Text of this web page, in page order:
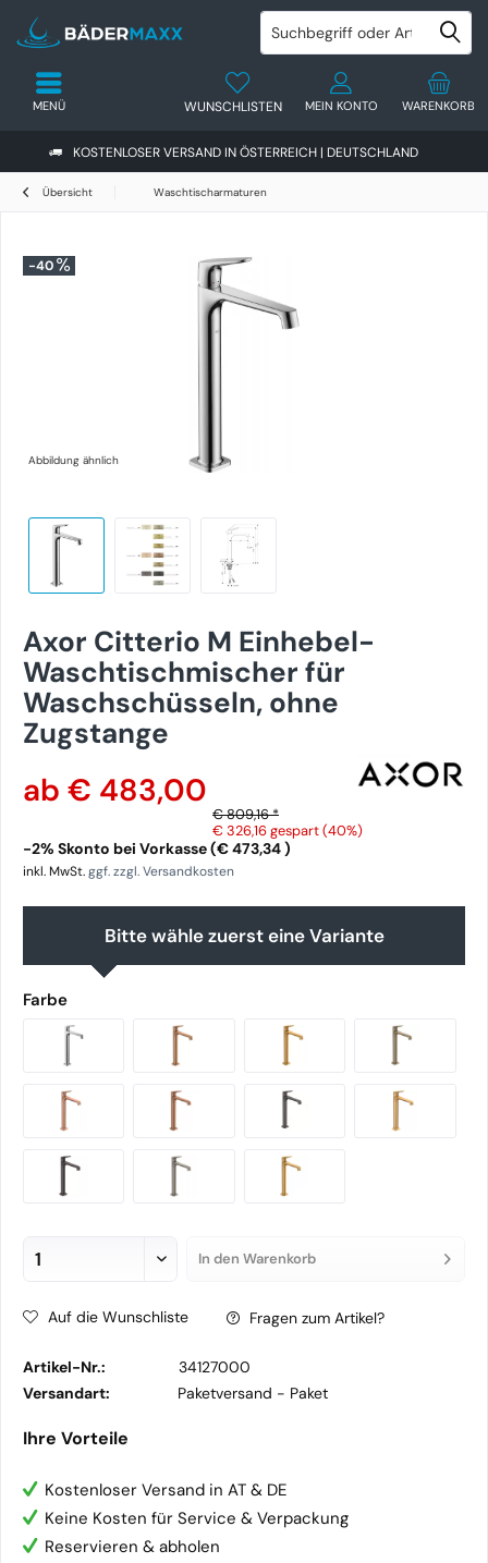
KOSTENLOSER VERSAND IN ÖSTERREICH | DEUTSCHLAND
WARENKORB
WUNSCHLISTEN MEIN KONTO
MENÜ
Übersicht Waschtischarmaturen
-40
Abbildung ähnlich
Axor Citterio M Einhebel-
Waschtischmischer für
Waschschüsseln, ohne
Zugstange
ab € 483,00
€ 809,16 *
€ 326,16gespart (40%)
-2% Skonto bei Vorkasse (€ 473,34 )
inkl. MwSt.ggf. zzgl. Versandkosten
Bitte wähle zuerst eine Variante
Farbe
In den Warenkorb
Auf die Wunschliste Fragen zum Artikel?
Artikel-Nr.:
34127000
Versandart:
Paketversand - Paket
Ihre Vorteile
Kostenloser Versand in AT & DE
Keine Kosten für Service & Verpackung
Reservieren & abholen